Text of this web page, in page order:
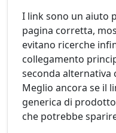
I link sono un aiuto
pagina corretta,
evitano ricerche
collegamento
seconda alternativa
Meglio ancora se il
generica di
che potrebbe